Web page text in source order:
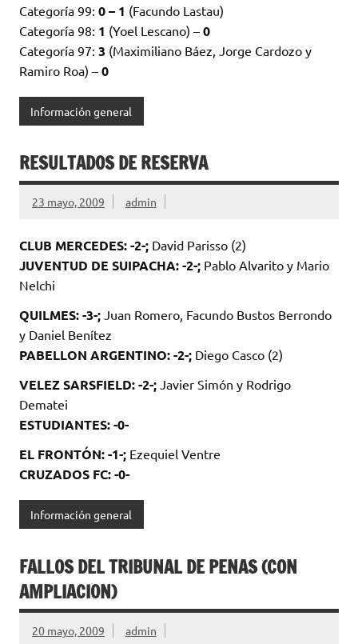
Categoría 99: 0 – 1 (Facundo Lastau)
Categoría 98: 1 (Yoel Lescano) – 0
Categoría 97: 3 (Maximiliano Báez, Jorge Cardozo y
Ramiro Roa) – 0
Información general
RESULTADOS DE RESERVA
23 mayo, 2009 admin
CLUB MERCEDES: -2-; David Parisso (2)
JUVENTUD DE SUIPACHA: -2-; Pablo Alvarito y Mario
Nelchi
QUILMES: -3-; Juan Romero, Facundo Bustos Berrondo
y Daniel Benítez
PABELLON ARGENTINO: -2-; Diego Casco (2)
VELEZ SARSFIELD: -2-; Javier Simón y Rodrigo
Dematei
ESTUDIANTES: -0-
EL FRONTÓN: -1-; Ezequiel Ventre
CRUZADOS FC: -0-
Información general
FALLOS DEL TRIBUNAL DE PENAS (CON
AMPLIACION)
20 mayo, 2009 admin